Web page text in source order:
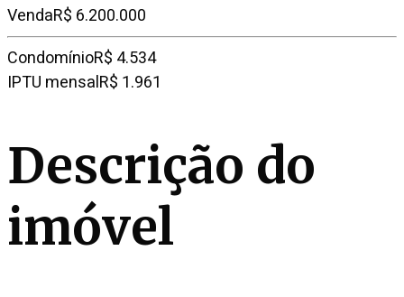
VendaR$ 6.200.000
CondomínioR$ 4.534
IPTU mensalR$ 1.961
Descrição do
imóvel